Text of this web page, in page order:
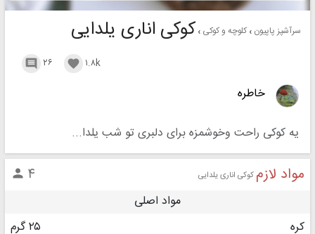
سرآشپز پاپیون کلوچه و کوکی کوکی اناری یلدایی
۲۶  ۱.۸k 
خاطره
یه کوکی راحت وخوشمزه برای دلبری تو شب یلدا...
مواد لازم کوکی اناری یلدایی ۴ 
مواد اصلی
کره
۲۵ گرم